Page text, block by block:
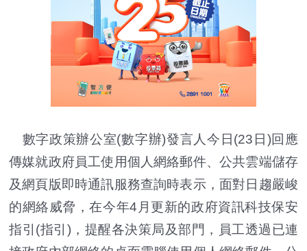
數字政策辦公室(數字辦)發言人今日(23日)回應
傳媒就政府員工使用個人網絡郵件、公共雲端儲存
及網頁版即時通訊服務查詢時表示，面對日趨嚴峻
的網絡威脅，在今年4月更新的政府資訊科技保安
指引(指引)，提醒各決策局及部門，員工透過已連